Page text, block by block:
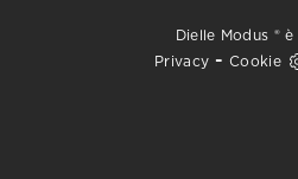
Dielle Modus ®
Privacy -Cookie